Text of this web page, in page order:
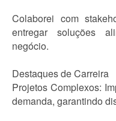
Colaborei com
entregar soluções
negócio.
Destaques de Carreira
Projetos Complexos:
demanda, garantindo